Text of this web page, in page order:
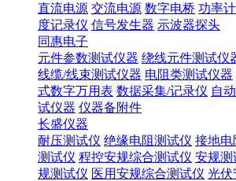
直流电源 交流电源 数字电桥 功率计
度记录仪 信号发生器 示波器探头
同惠电子
元件参数测试仪器 绕线元件测试仪
线缆/线束测试仪器 电阻类测试仪器
式数字万用表 数据采集/记录仪 自
试仪器 仪器备附件
长盛仪器
耐压测试仪 绝缘电阻测试仪 接地电
测试仪 程控安规综合测试仪 安规测
规测试仪 医用安规综合测试仪 光伏